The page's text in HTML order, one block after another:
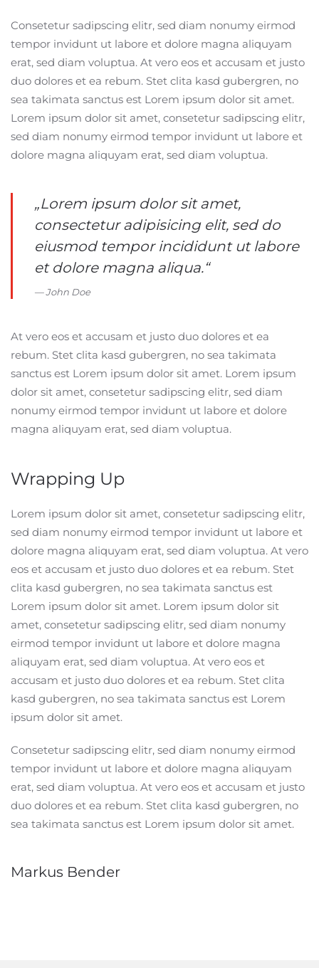
Consetetur sadipscing elitr, sed diam nonumy eirmod
tempor invidunt ut labore et dolore magna aliquyam
erat, sed diam voluptua. At vero eos et accusam et justo
duo dolores et ea rebum. Stet clita kasd gubergren, no
sea takimata sanctus est Lorem ipsum dolor sit amet.
Lorem ipsum dolor sit amet, consetetur sadipscing elitr,
sed diam nonumy eirmod tempor invidunt ut labore et
dolore magna aliquyam erat, sed diam voluptua.
„Lorem ipsum dolor sit amet,
consectetur adipisicing elit, sed do
eiusmod tempor incididunt ut labore
et dolore magna aliqua.“
John Doe
At vero eos et accusam et justo duo dolores et ea
rebum. Stet clita kasd gubergren, no sea takimata
sanctus est Lorem ipsum dolor sit amet. Lorem ipsum
dolor sit amet, consetetur sadipscing elitr, sed diam
nonumy eirmod tempor invidunt ut labore et dolore
magna aliquyam erat, sed diam voluptua.
Wrapping Up
Lorem ipsum dolor sit amet, consetetur sadipscing elitr,
sed diam nonumy eirmod tempor invidunt ut labore et
dolore magna aliquyam erat, sed diam voluptua. At vero
eos et accusam et justo duo dolores et ea rebum. Stet
clita kasd gubergren, no sea takimata sanctus est
Lorem ipsum dolor sit amet. Lorem ipsum dolor sit
amet, consetetur sadipscing elitr, sed diam nonumy
eirmod tempor invidunt ut labore et dolore magna
aliquyam erat, sed diam voluptua. At vero eos et
accusam et justo duo dolores et ea rebum. Stet clita
kasd gubergren, no sea takimata sanctus est Lorem
ipsum dolor sit amet.
Consetetur sadipscing elitr, sed diam nonumy eirmod
tempor invidunt ut labore et dolore magna aliquyam
erat, sed diam voluptua. At vero eos et accusam et justo
duo dolores et ea rebum. Stet clita kasd gubergren, no
sea takimata sanctus est Lorem ipsum dolor sit amet.
Markus Bender